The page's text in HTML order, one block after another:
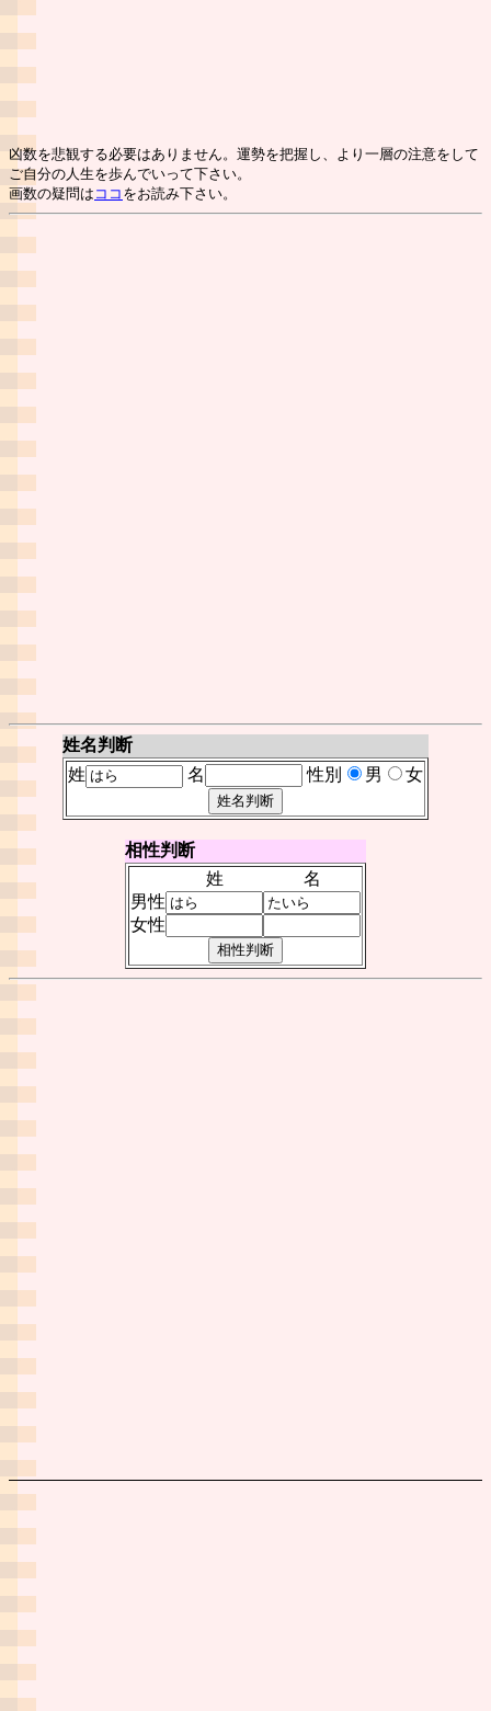
凶数を悲観する必要はありません。運勢を把握し、より一層の注意をして
ご自分の人生を歩んでいって下さい。
画数の疑問は ココ をお読み下さい。
姓名判断
姓
名 性別 男 女
相性判断
姓
名
男性
女性